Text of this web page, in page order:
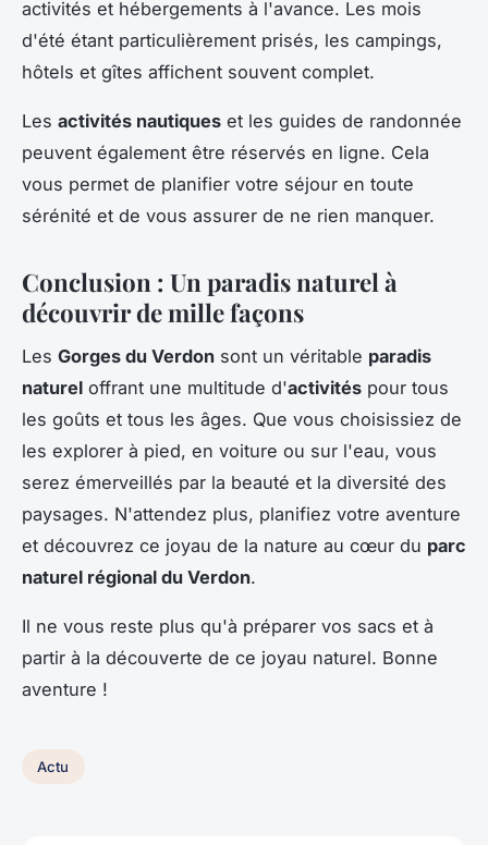
activités et hébergements à l'avance. Les mois
d'été étant particulièrement prisés, les campings,
hôtels et gîtes affichent souvent complet.
Les activités nautiques et les guides de randonnée
peuvent également être réservés en ligne. Cela
vous permet de planifier votre séjour en toute
sérénité et de vous assurer de ne rien manquer.
Conclusion : Un paradis naturel à
découvrir de mille façons
Les Gorges du Verdon sont un véritable paradis
naturel offrant une multitude d'activités pour tous
les goûts et tous les âges. Que vous choisissiez de
les explorer à pied, en voiture ou sur l'eau, vous
serez émerveillés par la beauté et la diversité des
paysages. N'attendez plus, planifiez votre aventure
et découvrez ce joyau de la nature au cœur du parc
naturel régional du Verdon.
Il ne vous reste plus qu'à préparer vos sacs et à
partir à la découverte de ce joyau naturel. Bonne
aventure !
Actu